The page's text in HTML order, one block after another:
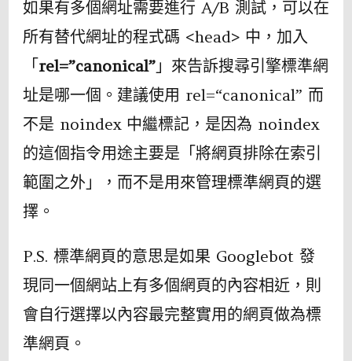
如果有多個網址需要進行 A/B 測試，可以在
所有替代網址的程式碼 <head> 中，加入
「 rel=”canonical” 」來告訴搜尋引擎標準網
址是哪一個。建議使用 rel=“canonical” 而
不是 noindex 中繼標記，是因為 noindex
的這個指令用途主要是「將網頁排除在索引
範圍之外」，而不是用來管理標準網頁的選
擇。
P.S. 標準網頁的意思是如果 Googlebot 發
現同一個網站上有多個網頁的內容相近，則
會自行選擇以內容最完整實用的網頁做為標
準網頁。